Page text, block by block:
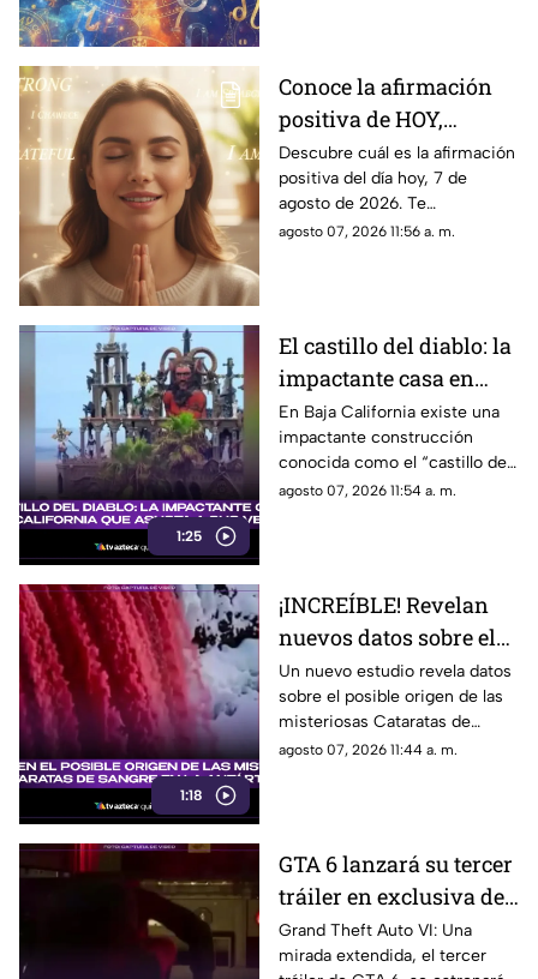
Conoce la afirmación
positiva de HOY,
viernes 7 de agosto de
2026: Repite estas
palabras y llena tu día
de energía
Descubre cuál es la afirmación
positiva del día hoy, 7 de
agosto de 2026. Te
compartimos un mensaje
agosto 07, 2026 11:56 a. m.
1:25
El castillo del diablo: la
impactante casa en
Baja California que
asusta a sus vecinos
En Baja California existe una
impactante construcción
conocida como el “castillo del
diablo” y aquí te compartimos
agosto 07, 2026 11:54 a. m.
1:18
¡INCREÍBLE! Revelan
nuevos datos sobre el
posible origen de las
misteriosas Cataratas
de Sangre en la
Antártida
Un nuevo estudio revela datos
sobre el posible origen de las
misteriosas Cataratas de
Sangre en la Antártida. Aquí
agosto 07, 2026 11:44 a. m.
GTA 6 lanzará su tercer
tráiler en exclusiva de
6 horas en Netflix:
¿Cuándo será el estreno
Grand Theft Auto VI: Una
mirada extendida, el tercer